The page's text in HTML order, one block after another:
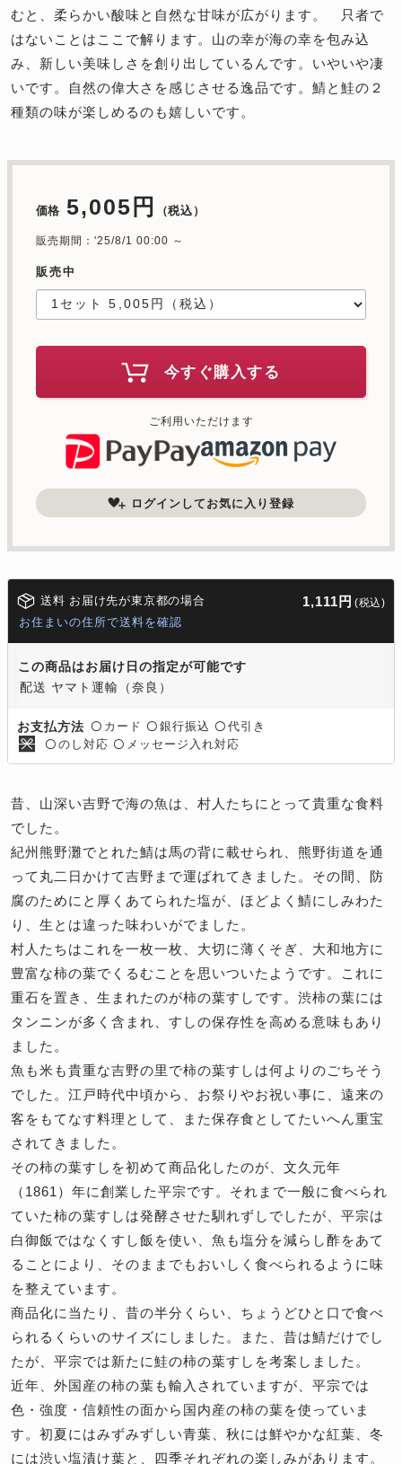
むと、柔らかい酸味と自然な甘味が広がります。 只者で
はないことはここで解ります。山の幸が海の幸を包み込
み、新しい美味しさを創り出しているんです。いやいや凄
いです。自然の偉大さを感じさせる逸品です。鯖と鮭の２
種類の味が楽しめるのも嬉しいです。
価格 5,005円 （税込）
販売期間：'25/8/1 00:00 ～
販売中
今すぐ購入する
ご利用いただけます
ログインしてお気に入り登録
送料 お届け先が東京都の場合 1,111円 (税込)
お住まいの住所で送料を確認
この商品はお届け日の指定が可能です
配送 ヤマト運輸（奈良）
お支払方法 〇 カード 〇 銀行振込 〇 代引き
〇 のし対応 〇 メッセージ入れ対応
昔、山深い吉野で海の魚は、村人たちにとって貴重な食料
でした。
紀州熊野灘でとれた鯖は馬の背に載せられ、熊野街道を通
って丸二日かけて吉野まで運ばれてきました。その間、防
腐のためにと厚くあてられた塩が、ほどよく鯖にしみわた
り、生とは違った味わいがでました。
村人たちはこれを一枚一枚、大切に薄くそぎ、大和地方に
豊富な柿の葉でくるむことを思いついたようです。これに
重石を置き、生まれたのが柿の葉すしです。渋柿の葉には
タンニンが多く含まれ、すしの保存性を高める意味もあり
ました。
魚も米も貴重な吉野の里で柿の葉すしは何よりのごちそう
でした。江戸時代中頃から、お祭りやお祝い事に、遠来の
客をもてなす料理として、また保存食としてたいへん重宝
されてきました。
その柿の葉すしを初めて商品化したのが、文久元年
（1861）年に創業した平宗です。それまで一般に食べられ
ていた柿の葉すしは発酵させた馴れずしでしたが、平宗は
白御飯ではなくすし飯を使い、魚も塩分を減らし酢をあて
ることにより、そのままでもおいしく食べられるように味
を整えています。
商品化に当たり、昔の半分くらい、ちょうどひと口で食べ
られるくらいのサイズにしました。また、昔は鯖だけでし
たが、平宗では新たに鮭の柿の葉すしを考案しました。
近年、外国産の柿の葉も輸入されていますが、平宗では
色・強度・信頼性の面から国内産の柿の葉を使っていま
す。初夏にはみずみずしい青葉、秋には鮮やかな紅葉、冬
には渋い塩漬け葉と、四季それぞれの楽しみがあります。